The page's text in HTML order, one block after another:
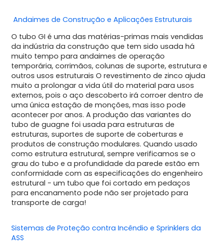
️ Andaimes de Construção e Aplicações Estruturais
O tubo GI é uma das matérias-primas mais vendidas
da indústria da construção que tem sido usada há
muito tempo para andaimes de operação
temporária, corrimãos, colunas de suporte, estrutura e
outros usos estruturais O revestimento de zinco ajuda
muito a prolongar a vida útil do material para usos
externos, pois o aço descoberto irá corroer dentro de
uma única estação de monções, mas isso pode
acontecer por anos. A produção das variantes do
tubo de guagne foi usada para estruturas de
estruturas, suportes de suporte de coberturas e
produtos de construção modulares. Quando usado
como estrutura estrutural, sempre verificamos se o
grau do tubo e a profundidade da parede estão em
conformidade com as especificações do engenheiro
estrutural - um tubo que foi cortado em pedaços
para encanamento pode não ser projetado para
transporte de carga!
Sistemas de Proteção contra Incêndio e Sprinklers da
ASS